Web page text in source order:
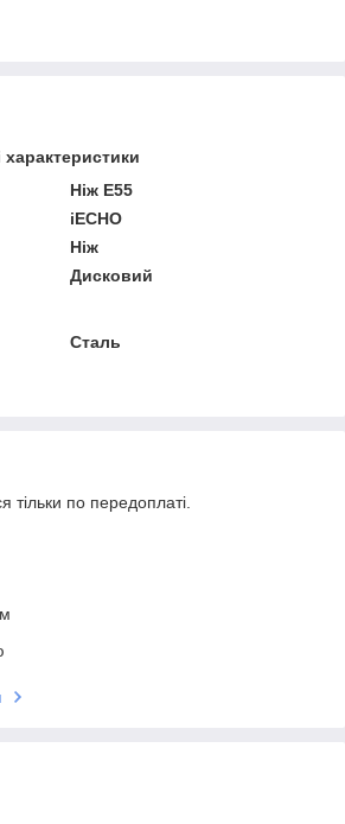
Ніж E55
iECHO
Ніж
Дисковий
Сталь
тільки по передоплаті.